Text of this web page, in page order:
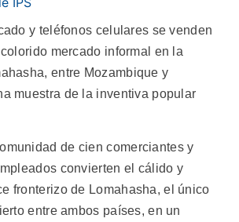
y teléfonos celulares se venden
mercado informal en la
entre Mozambique y
muestra de la inventiva popular
de cien comerciantes y
convierten el cálido y
fronterizo de Lomahasha, el único
entre ambos países, en un